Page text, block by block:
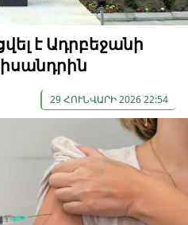
է Ադրբեջանի
29 ՀՈՒՆՎԱՐԻ 2026 22:54